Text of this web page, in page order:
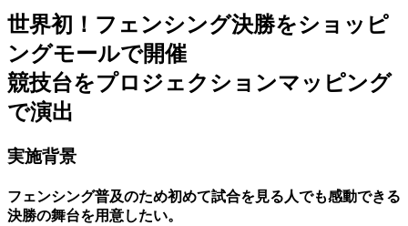
世界初！フェンシング決勝をショッピ
ングモールで開催
競技台をプロジェクションマッピング
で演出
実施背景
フェンシング普及のため初めて試合を見る人でも感動できる
決勝の舞台を用意したい。